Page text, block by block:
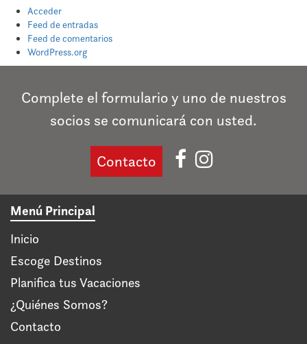
Acceder
Feed de entradas
Feed de comentarios
WordPress.org
Complete el formulario y uno de nuestros
socios se comunicará con usted.
Contacto
Menú Principal
Inicio
Escoge Destinos
Planifica tus Vacaciones
¿Quiénes Somos?
Contacto